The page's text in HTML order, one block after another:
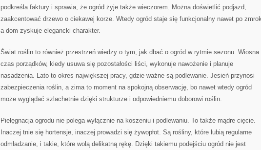
podkreśla faktury i sprawia, że ogród żyje także wieczorem. Można doświetlić podjazd,
zaakcentować drzewo o ciekawej korze. Wtedy ogród staje się funkcjonalny nawet po
a dom zyskuje elegancki charakter.
Świat roślin to również przestrzeń wiedzy o tym, jak dbać o ogród w rytmie sezonu. Wiosna
czas porządków, kiedy usuwa się pozostałości liści, wykonuje nawożenie i planuje
nasadzenia. Lato to okres największej pracy, gdzie ważne są podlewanie. Jesień przynosi
zabezpieczenia roślin, a zima to moment na spokojną obserwację, bo nawet wtedy ogród
może wyglądać szlachetnie dzięki strukturze i odpowiedniemu doborowi roślin.
Pielęgnacja ogrodu nie polega wyłącznie na koszeniu i podlewaniu. To także mądre cięcie.
Inaczej tnie się hortensje, inaczej prowadzi się żywopłot. Są rośliny, które lubią regularne
odmładzanie, i takie, które wolą delikatną rękę. Dzięki takiemu podejściu ogród nie jest